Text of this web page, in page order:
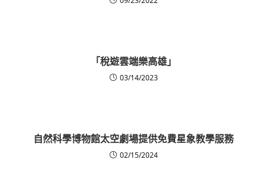
「稅遊雲端樂高雄」
03/14/2023
自然科學博物館太空劇場提供免費星象教學服務
02/15/2024